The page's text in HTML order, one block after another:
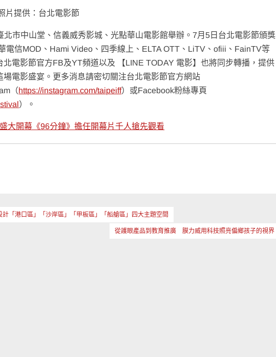
提供：台北電影節
市中山堂、信義威秀影城、光點華山電影館舉辦。7月5日台北電影節頒獎
電信MOD、Hami Video、四季線上、ELTA OTT、LiTV、ofiii、FainTV等
電影節官方FB及YT頻道以及 【LINE TODAY 電影】也將同步轉播，提供
電影盛宴。更多消息請密切關注台北電影節官方網站
（https://instagram.com/taipeiff）或Facebook粉絲專頁
）。
大開幕《96分鐘》擔任開幕片千人搶先觀看
「港口區」「沙岸區」「甲板區」「船艙區」四大主題空間
從護眼產品到教育推廣 膜力威用科技照亮偏鄉孩子的視界